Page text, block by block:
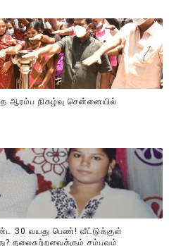
ஆரம்ப நிகழ்வு சென்னையில்
30 வயது பெண்! வீட்டுக்குள்
தலைசுற்றவைக்கும் சம்பவம்